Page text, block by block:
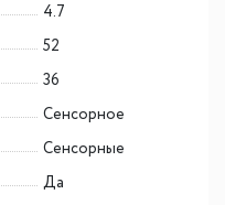
4.7
52
36
Сенсорное
Сенсорные
Да